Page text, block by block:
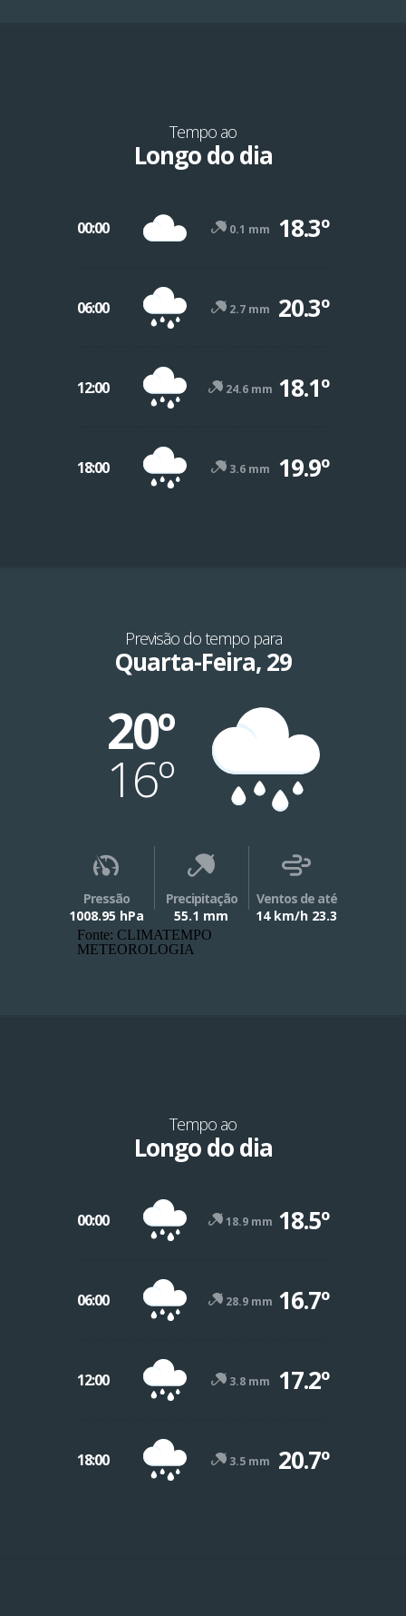
Tempo ao
Longo do dia
00:00 0.1 mm 18.3º
06:00 2.7 mm 20.3º
12:00 24.6 mm 18.1º
18:00 3.6 mm 19.9º
Previsão do tempo para
Quarta-Feira, 29
20º
16º
Pressão
1008.95 hPa
Precipitação
55.1 mm
Ventos de até
14 km/h 23.3
Fonte: CLIMATEMPO
METEOROLOGIA
Tempo ao
Longo do dia
00:00 18.9 mm 18.5º
06:00 28.9 mm 16.7º
12:00 3.8 mm 17.2º
18:00 3.5 mm 20.7º